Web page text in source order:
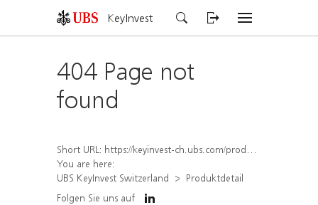
KeyInvest
404 Page not
found
Short URL: https://keyinvest-ch.ubs.com/produkt/detail/index/isin/CH1565644064
You are here:
UBS KeyInvest Switzerland
Produktdetail
Folgen Sie uns auf